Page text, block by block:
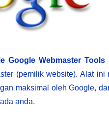
Google Webmaster Tools
(pemilik website). Alat ini
maksimal oleh Google,
anda.